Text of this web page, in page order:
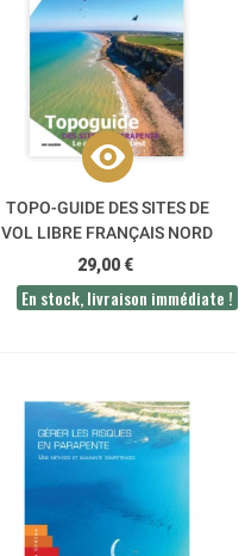
TOPO-GUIDE DES SITES DE
VOL LIBRE FRANÇAIS NORD
OUEST
29,00 €
En stock, livraison immédiate !